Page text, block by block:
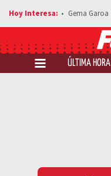
Gema Garoa
ÚLTIMA HORA